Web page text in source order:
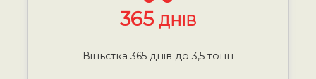
365 ДНІВ
Віньєтка 365 днів до 3,5 тонн